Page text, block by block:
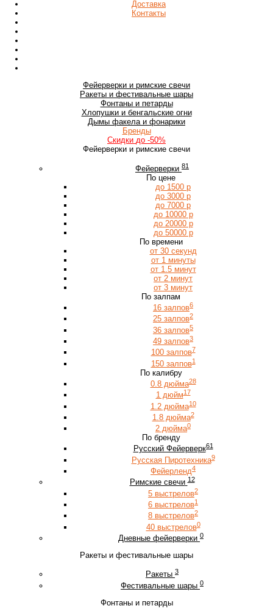
Доставка
Контакты
Фейерверки и римские свечи
Ракеты и фестивальные шары
Фонтаны и петарды
Хлопушки и бенгальские огни
Дымы факела и фонарики
Бренды
Скидки до -50%
Фейерверки и римские свечи
Фейерверки 81
По цене
до 1500 р
до 3000 р
до 7000 р
до 10000 р
до 20000 р
до 50000 р
По времени
от 30 секунд
от 1 минуты
от 1.5 минут
от 2 минут
от 3 минут
По залпам
16 залпов6
25 залпов2
36 залпов5
49 залпов3
100 залпов7
150 залпов1
По калибру
0.8 дюйма28
1 дюйм17
1.2 дюйма10
1.8 дюйма2
2 дюйма0
По бренду
Русский Фейерверк61
Русская Пиротехника9
Фейерленд4
Римские свечи 12
5 выстрелов2
6 выстрелов1
8 выстрелов2
40 выстрелов0
Дневные фейерверки 0
Ракеты и фестивальные шары
Ракеты 3
Фестивальные шары 0
Фонтаны и петарды